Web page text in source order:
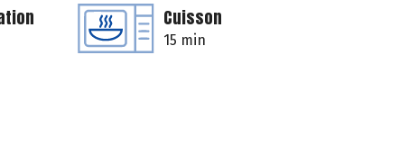
Cuisson
15 min